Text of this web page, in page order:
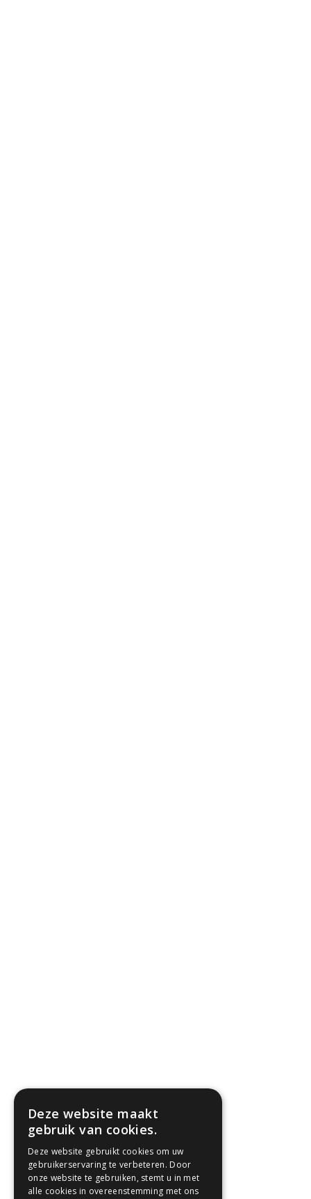
Deze website maakt
gebruik van cookies.
Deze website gebruikt cookies om uw
gebruikerservaring te verbeteren. Door
onze website te gebruiken, stemt u in met
alle cookies in overeenstemming met ons